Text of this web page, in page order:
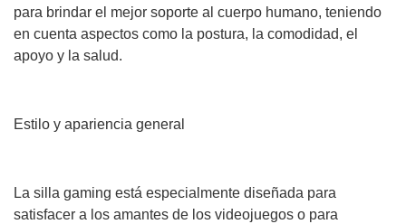
para brindar el mejor soporte al cuerpo humano, teniendo
en cuenta aspectos como la postura, la comodidad, el
apoyo y la salud.
Estilo y apariencia general
La silla gaming está especialmente diseñada para
satisfacer a los amantes de los videojuegos o para